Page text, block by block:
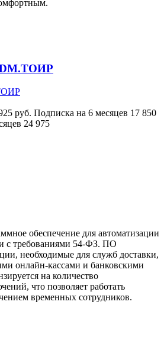
DM.ТОИР
руб. Подписка на 6 месяцев 17 850
24 975
обеспечение для автоматизации
с требованиями 54-ФЗ. ПО
необходимые для служб доставки,
онлайн-кассами и банковскими
на количество
что позволяет работать
временных сотрудников.